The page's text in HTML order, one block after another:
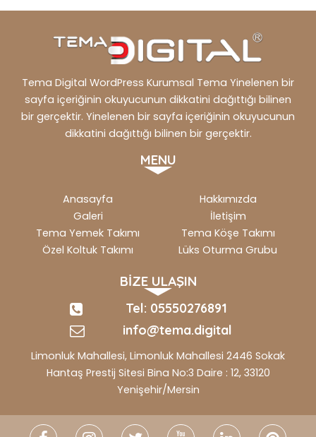
Tema Digital WordPress Kurumsal Tema Yinelenen bir
sayfa içeriğinin okuyucunun dikkatini dağıttığı bilinen
bir gerçektir. Yinelenen bir sayfa içeriğinin okuyucunun
dikkatini dağıttığı bilinen bir gerçektir.
MENU
Anasayfa
Hakkımızda
Galeri
İletişim
Tema Yemek Takımı
Tema Köşe Takımı
Özel Koltuk Takımı
Lüks Oturma Grubu
BİZE ULAŞIN
Tel: 05550276891
info@tema.digital
Limonluk Mahallesi, Limonluk Mahallesi 2446 Sokak
Hantaş Prestij Sitesi Bina No:3 Daire : 12, 33120
Yenişehir/Mersin